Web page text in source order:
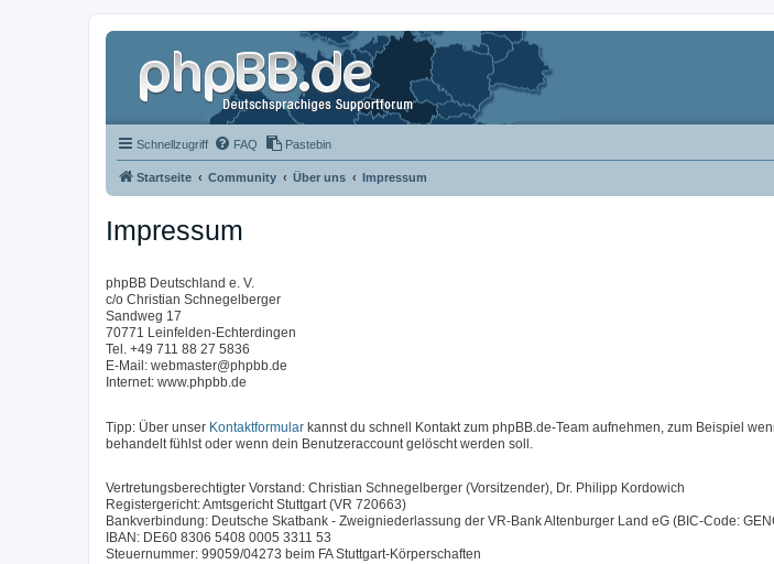
Schnellzugriff FAQ Pastebin
Startseite Community Über uns Impressum
Impressum
phpBB Deutschland e. V.
c/o Christian Schnegelberger
Sandweg 17
70771 Leinfelden-Echterdingen
Tel. +49 711 88 27 5836
E-Mail: webmaster@phpbb.de
Internet: www.phpbb.de
Tipp: Über unser Kontaktformular kannst du schnell Kontakt zum phpBB.de-Team aufnehmen, zum Beispiel
behandelt fühlst oder wenn dein Benutzeraccount gelöscht werden soll.
Vertretungsberechtigter Vorstand: Christian Schnegelberger (Vorsitzender), Dr. Philipp Kordowich
Registergericht: Amtsgericht Stuttgart (VR 720663)
Bankverbindung: Deutsche Skatbank - Zweigniederlassung der VR-Bank Altenburger Land eG (BIC-Code:
IBAN: DE60 8306 5408 0005 3311 53
Steuernummer: 99059/04273 beim FA Stuttgart-Körperschaften